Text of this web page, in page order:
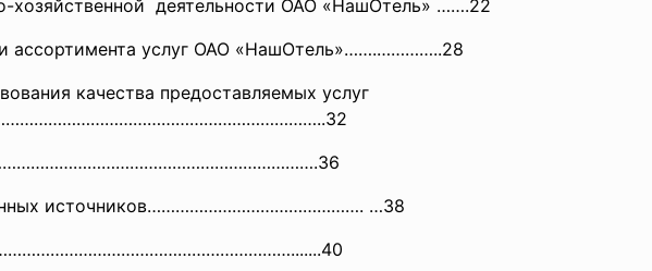
хозяйственной деятельности ОАО «НашОтель» …….22
и ассортимента услуг ОАО «НашОтель»…….…………..28
качества предоставляемых услуг
…………..32
………………….36
источников………………………………………. …38
…………….......40